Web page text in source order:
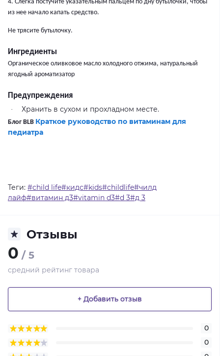
4. Слегка постучите указательным пальцем по дну бутылочки, чтобы
из нее начало капать средство.
Не трясите бутылочку.
Ингредиенты
Органическое оливковое масло холодного отжима, натуральный
ягодный ароматизатор
Предупреждения
· Хранить в сухом и прохладном месте.
Блог BLB Краткое руководство по витаминам для
педиатра
Теги: #child life#кидс#kids#childlife#чилд
лайф#витамин д3#vitamin d3#d 3#д 3
Отзывы
0 / 5
средний рейтинг товара
+ Добавить отзыв
0
0